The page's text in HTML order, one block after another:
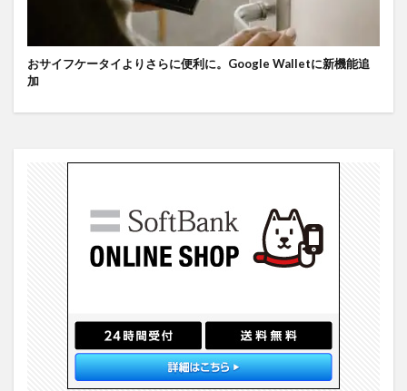
おサイフケータイよりさらに便利に。Google Walletに新機能追
加